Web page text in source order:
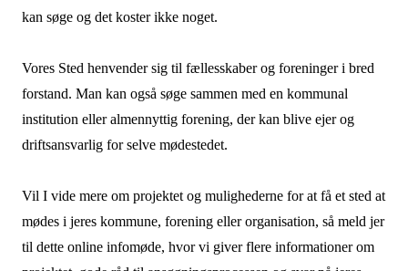
kan søge og det koster ikke noget.
Vores Sted henvender sig til fællesskaber og foreninger i bred
forstand. Man kan også søge sammen med en kommunal
institution eller almennyttig forening, der kan blive ejer og
driftsansvarlig for selve mødestedet.
Vil I vide mere om projektet og mulighederne for at få et sted at
mødes i jeres kommune, forening eller organisation, så meld jer
til dette online infomøde, hvor vi giver flere informationer om